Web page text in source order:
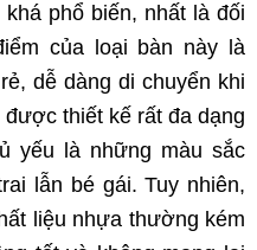
phổ biến, nhất là đối
của loại bàn này là
dễ dàng di chuyển khi
thiết kế rất đa dạng
yếu là những màu sắc
lẫn bé gái. Tuy nhiên,
liệu nhựa thường kém